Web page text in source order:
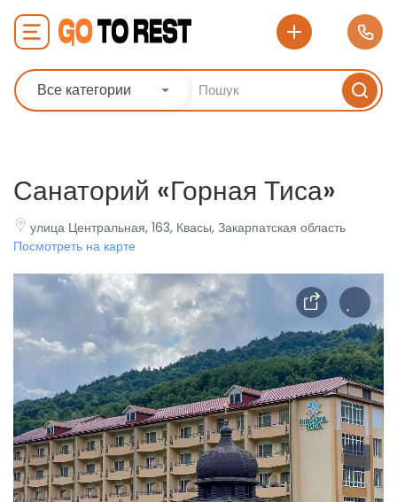
Все категории
Санаторий «Горная Тиса»
улица Центральная, 163, Квасы, Закарпатская область
Посмотреть на карте